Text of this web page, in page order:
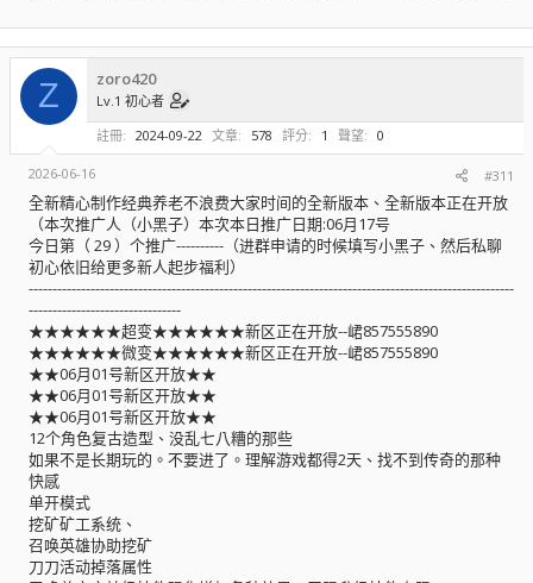
Z zoro420
Lv.1 初心者
註冊
2024-09-22 文章 578 評分 1 聲望 0
2026-06-16 #311
全新精心制作经典养老不浪费大家时间的全新版本、全新版本正在开放
（本次推广人（小黑子）本次本日推广日期:06月17号
今日第（ 29 ）个推广----------（进群申请的时候填写小黑子、然后私聊
初心依旧给更多新人起步福利）
------------------------------------------------------------------------------------------------------
--------------------------------
★★★★★★超变★★★★★★新区正在开放--峮857555890
★★★★★★微变★★★★★★新区正在开放--峮857555890
★★06月01号新区开放★★
★★06月01号新区开放★★
★★06月01号新区开放★★
12个角色复古造型、没乱七八糟的那些
如果不是长期玩的。不要进了。理解游戏都得2天、找不到传奇的那种
快感
单开模式
挖矿矿工系统、
召唤英雄协助挖矿
刀刀活动掉落属性